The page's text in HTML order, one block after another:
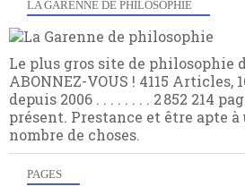
LA GARENNE DE PHILOSOPHIE
Le plus gros site de philosophie
ABONNEZ-VOUS ! 4115 Articles,
depuis 2006 . . . . . . . . 2 852 214
présent. Prestance et être apte
nombre de choses.
PAGES